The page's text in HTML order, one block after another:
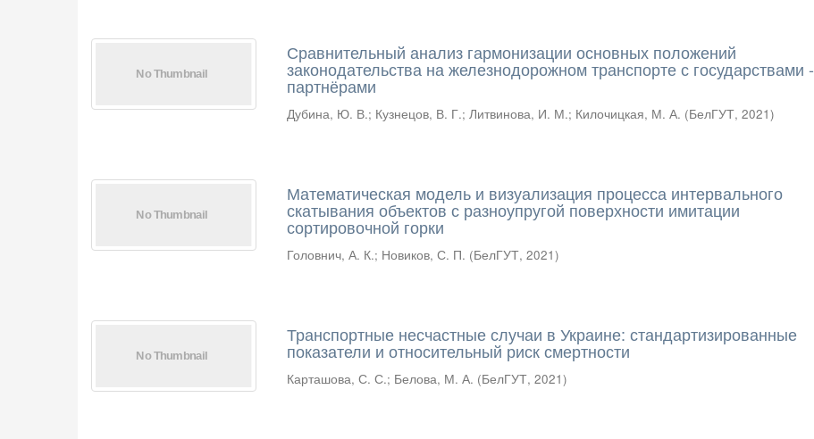
Сравнительный анализ гармонизации основных положений
законодательства на железнодорожном транспорте с государствами -
партнёрами
Дубина, Ю. В.; Кузнецов, В. Г.;Литвинова, И. М.; Килочицкая, М. А. (БелГУТ,2021)
Математическая модель и визуализация процесса интервального
скатывания объектов с разноупругой поверхности имитации
сортировочной горки
Головнич, А. К.; Новиков, С. П. (БелГУТ,2021)
Транспортные несчастные случаи в Украине: стандартизированные
показатели и относительный риск смертности
Карташова, С. С.; Белова, М. А. (БелГУТ,2021)